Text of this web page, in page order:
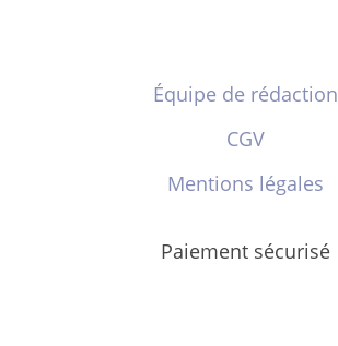
Équipe de rédaction
CGV
Mentions légales
Paiement sécurisé